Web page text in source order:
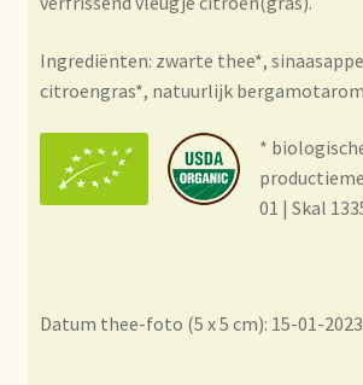
Commande et délai de livraison
Condiciones generales
Conditions générales
Contact
Contact
Ingrediënten: zwarte thee*,
citroengras*, natuurlijk
*
01 | Skal
Datum thee-foto (5 x 5 cm): 15-01-2023